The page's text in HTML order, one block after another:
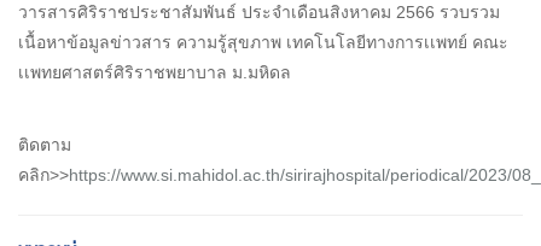
วารสารศิริราชประชาสัมพันธ์ ประจำเดือนสิงหาคม 2566 รวบรวม
เนื้อหาข้อมูลข่าวสาร ความรู้สุขภาพ เทคโนโลยีทางการเเพทย์ คณะ
เเพทยศาสตร์ศิริราชพยาบาล ม.มหิดล
ติดตาม
คลิก>>https://www.si.mahidol.ac.th/sirirajhospital/periodical/2023/